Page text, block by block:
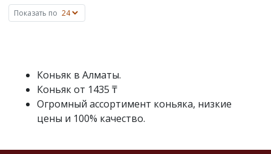
методом
двукратной
винограда
блан,
последующей
Показать по
Коньяк в Алматы.
Коньяк от 1435 ₸
Огромный ассортимент коньяка, низкие
цены и 100% качество.